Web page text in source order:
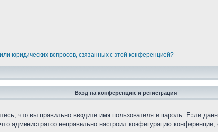
юридических вопросов, связанных с этой конференцией?
Вход на конференцию и регистрация
что вы правильно вводите имя пользователя и пароль. Если
администратор неправильно настроил конфигурацию